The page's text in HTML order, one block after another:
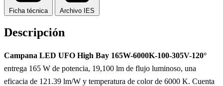
Ficha técnica Archivo IES
Descripción
Campana LED UFO High Bay 165W-6000K-100-305V-120°
entrega 165 W de potencia, 19,100 lm de flujo luminoso, una
eficacia de 121.39 lm/W y temperatura de color de 6000 K. Cuenta